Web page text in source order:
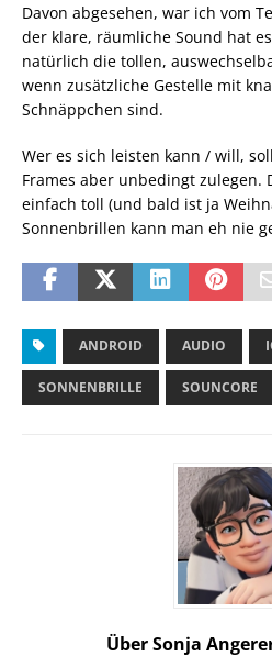
Davon abgesehen, war ich vom
der klare, räumliche Sound hat
natürlich die tollen,
wenn zusätzliche Gestelle mit
Schnäppchen sind.
Wer es sich leisten kann / will,
Frames aber unbedingt zulegen.
einfach toll (und bald ist ja
Sonnenbrillen kann man eh nie
ANDROID AUDIO
SONNENBRILLE SOUNCORE
Über Sonja